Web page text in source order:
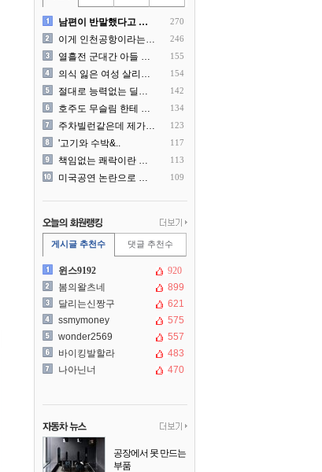
남편이 반말했다고 똑같이 반.. 270
이게 인천공항이라는게 믿겨지.. 246
열흘전 군대간 아들 소포(가.. 155
의식 잃은 여성 살리려다 성.. 154
절대로 능력없는 딜러를 쓰지.. 142
호주도 무슬림 한테 점령 당.. 134
주차빌런같은데 제가 잘못한건.. 123
'고기와 수박&.. 117
책임없는 쾌락이란 말에 빡친.. 113
미국공연 논란으로 지금 다시.. 109
게시글 추천수 댓글 추천수
윈스9192
920
봄의왈츠네
899
달리는신짱구
621
ssmymoney
575
wonder2569
557
바이킹발할라
483
나아닌너
470
공장에서 못 만드는
부품